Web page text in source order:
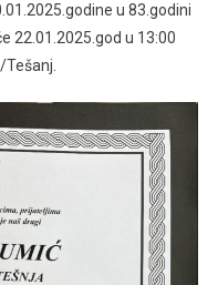
u 83.godini
22.01.2025.god u 13:00